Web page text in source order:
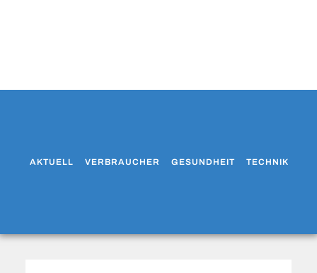
AKTUELL VERBRAUCHER GESUNDHEIT TECHNIK